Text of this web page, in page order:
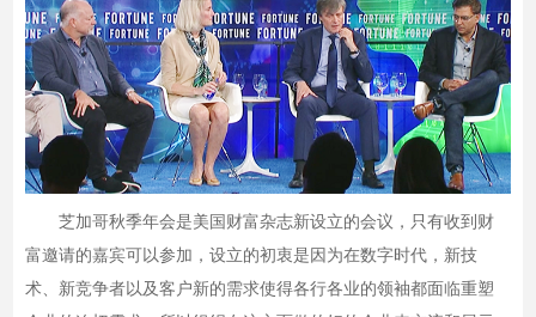
芝加哥秋季年会是美国财富杂志新设立的会议，只有收到财
富邀请的嘉宾可以参加，设立的初衷是因为在数字时代，新技
术、新竞争者以及客户新的需求使得各行各业的领袖都面临重塑